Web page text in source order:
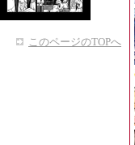
このページのTOPへ